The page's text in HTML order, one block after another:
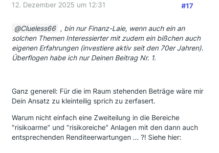
12. Dezember 2025 um 12:31 #17
Clueless66
, bin nur Finanz-Laie, wenn auch ein an
solchen Themen Interessierter mit zudem ein bißchen auch
eigenen Erfahrungen (investiere aktiv seit den 70er Jahren).
Überflogen habe ich nur Deinen Beitrag Nr. 1.
Ganz generell: Für die im Raum stehenden Beträge wäre mir
Dein Ansatz zu kleinteilig sprich zu zerfasert.
Warum nicht einfach eine Zweiteilung in die Bereiche
"risikoarme" und "risikoreiche" Anlagen mit den dann auch
entsprechenden Renditeerwartungen ... ?! Siehe hier: